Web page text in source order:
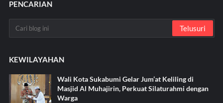
PENCARIAN
KEWILAYAHAN
Wali Kota Sukabumi Gelar Jum’at Keliling di
Masjid Al Muhajirin, Perkuat Silaturahmi dengan
Warga